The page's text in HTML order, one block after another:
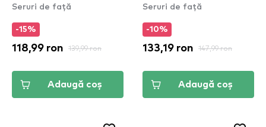
Seruri de față
-15%
118,99 ron 139,99 ron
Adaugă coș
2%
Seruri de față
-10%
133,19 ron 147,99 ron
Adaugă coș